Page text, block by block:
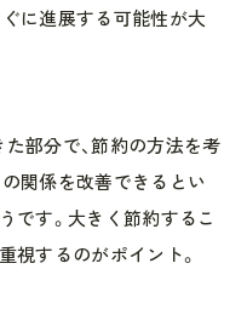
に進展する可能性が大
部分で、節約の方法を考
関係を改善できるとい
です。大きく節約するこ
視するのがポイント。